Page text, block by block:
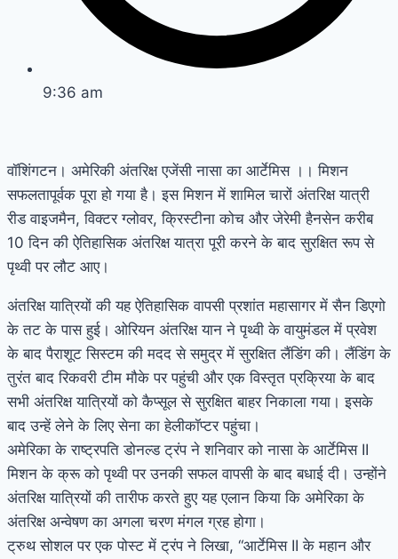
9:36 am
वॉशिंगटन। अमेरिकी अंतरिक्ष एजेंसी नासा का आर्टेमिस ।। मिशन
सफलतापूर्वक पूरा हो गया है। इस मिशन में शामिल चारों अंतरिक्ष यात्री
रीड वाइजमैन, विक्टर ग्लोवर, क्रिस्टीना कोच और जेरेमी हैनसेन करीब
10 दिन की ऐतिहासिक अंतरिक्ष यात्रा पूरी करने के बाद सुरक्षित रूप से
पृथ्वी पर लौट आए।
अंतरिक्ष यात्रियों की यह ऐतिहासिक वापसी प्रशांत महासागर में सैन डिएगो
के तट के पास हुई। ओरियन अंतरिक्ष यान ने पृथ्वी के वायुमंडल में प्रवेश
के बाद पैराशूट सिस्टम की मदद से समुद्र में सुरक्षित लैंडिंग की। लैंडिंग के
तुरंत बाद रिकवरी टीम मौके पर पहुंची और एक विस्तृत प्रक्रिया के बाद
सभी अंतरिक्ष यात्रियों को कैप्सूल से सुरक्षित बाहर निकाला गया। इसके
बाद उन्हें लेने के लिए सेना का हेलीकॉप्टर पहुंचा।
अमेरिका के राष्ट्रपति डोनल्ड ट्रंप ने शनिवार को नासा के आर्टेमिस II
मिशन के क्रू को पृथ्वी पर उनकी सफल वापसी के बाद बधाई दी। उन्होंने
अंतरिक्ष यात्रियों की तारीफ करते हुए यह एलान किया कि अमेरिका के
अंतरिक्ष अन्वेषण का अगला चरण मंगल ग्रह होगा।
ट्रुथ सोशल पर एक पोस्ट में ट्रंप ने लिखा, “आर्टेमिस II के महान और